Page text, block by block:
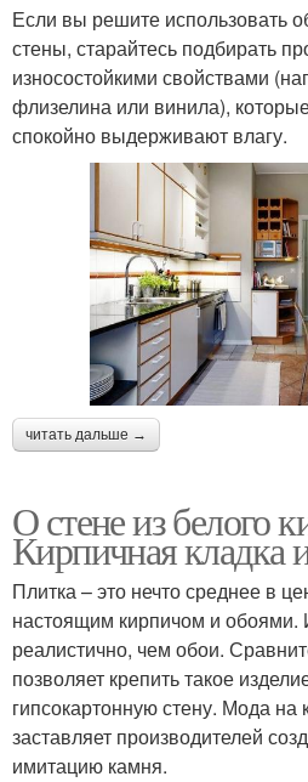
Если вы решите использовать
стены, старайтесь подбирать
износостойкими свойствами
флизелина или винила),
спокойно выдерживают влагу.
читать дальше →
О стене из белого
Кирпичная кладка
Плитка – это нечто среднее в
настоящим кирпичом и обоями.
реалистично, чем обои.
позволяет крепить такое
гипсокартонную стену. Мода на
заставляет производителей
имитацию камня.